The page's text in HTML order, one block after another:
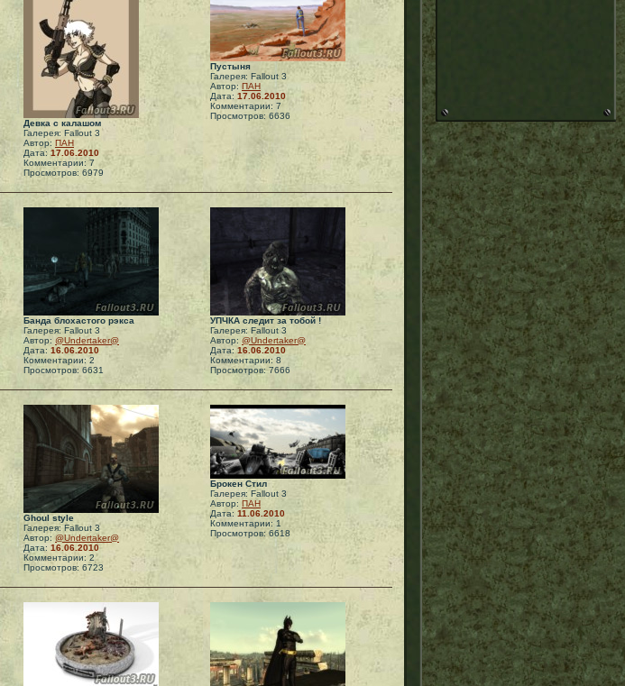
Девка с калашом
Галерея: Fallout 3
Автор: ПАН
Дата: 17.06.2010
Комментарии: 7
Просмотров: 6979
Пустыня
Галерея: Fallout 3
Автор: ПАН
Дата: 17.06.2010
Комментарии: 7
Просмотров: 6636
Банда блохастого рэкса
Галерея: Fallout 3
Автор: @Undertaker@
Дата: 16.06.2010
Комментарии: 2
Просмотров: 6631
УПЧКА следит за тобой !
Галерея: Fallout 3
Автор: @Undertaker@
Дата: 16.06.2010
Комментарии: 8
Просмотров: 7666
Ghoul style
Галерея: Fallout 3
Автор: @Undertaker@
Дата: 16.06.2010
Комментарии: 2
Просмотров: 6723
Брокен Стил
Галерея: Fallout 3
Автор: ПАН
Дата: 11.06.2010
Комментарии: 1
Просмотров: 6618